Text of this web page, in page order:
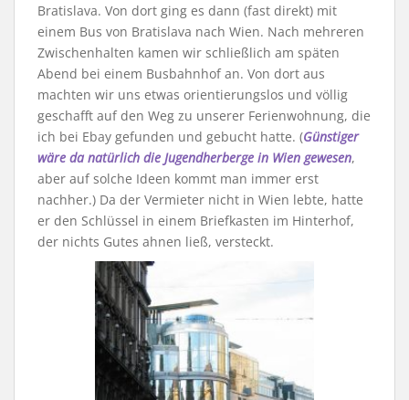
Bratislava. Von dort ging es dann (fast direkt) mit
einem Bus von Bratislava nach Wien. Nach mehreren
Zwischenhalten kamen wir schließlich am späten
Abend bei einem Busbahnhof an. Von dort aus
machten wir uns etwas orientierungslos und völlig
geschafft auf den Weg zu unserer Ferienwohnung, die
ich bei Ebay gefunden und gebucht hatte. (Günstiger
wäre da natürlich die Jugendherberge in Wien gewesen,
aber auf solche Ideen kommt man immer erst
nachher.) Da der Vermieter nicht in Wien lebte, hatte
er den Schlüssel in einem Briefkasten im Hinterhof,
der nichts Gutes ahnen ließ, versteckt.